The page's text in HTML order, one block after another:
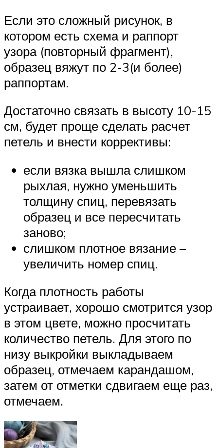
Если это сложный рисунок, в
котором есть схема и раппорт
узора (повторный фрагмент),
образец вяжут по 2-3(и более)
раппортам.
Достаточно связать в высоту 10-15
см, будет проще сделать расчет
петель и внести коррективы:
если вязка вышла слишком
рыхлая, нужно уменьшить
толщину спиц, перевязать
образец и все пересчитать
заново;
слишком плотное вязание –
увеличить номер спиц.
Когда плотность работы
устраивает, хорошо смотрится узор
в этом цвете, можно просчитать
количество петель. Для этого по
низу выкройки выкладываем
образец, отмечаем карандашом,
затем от отметки сдвигаем еще раз,
отмечаем.